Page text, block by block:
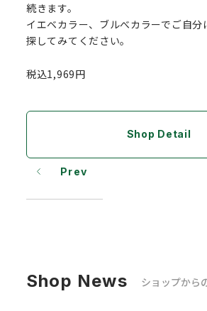
続きます。
イエベカラー、ブルべカラーでご自分
探してみてください。
税込1,969円
Shop Detail
Prev
Shop News ショップから